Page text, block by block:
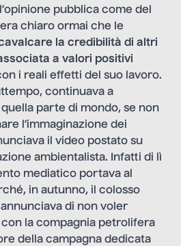
pubblica come del
chiaro ormai che le
la credibilità di altri
a valori positivi
i reali effetti del suo lavoro.
continuava a
parte di mondo, se non
l’immaginazione dei
il video postato su
ambientalista. Infatti di lì
mediatico portava al
in autunno, il colosso
di non voler
la compagnia petrolifera
della campagna dedicata